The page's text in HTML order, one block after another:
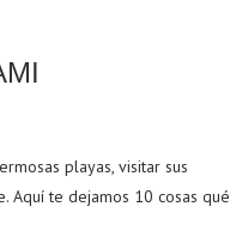
playas, visitar sus
Aquí te dejamos 10 cosas qué